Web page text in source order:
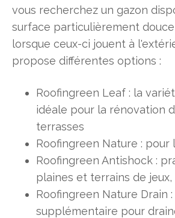
vous recherchez un gazon
surface particulièrement
lorsque ceux-ci jouent à
propose différentes options :
Roofingreen Leaf : la
idéale pour la rénovation
terrasses
Roofingreen Nature : pour
Roofingreen Antishock :
plaines et terrains de jeux,
Roofingreen Nature Drain
supplémentaire pour